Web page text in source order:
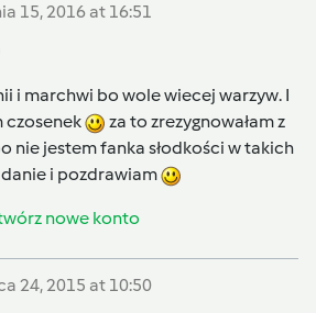
15, 2016 at 16:51
i marchwi bo wole wiecej warzyw. I
czosenek
za to zrezygnowałam z
nie jestem fanka słodkości w takich
i pozdrawiam
nowe konto
24, 2015 at 10:50